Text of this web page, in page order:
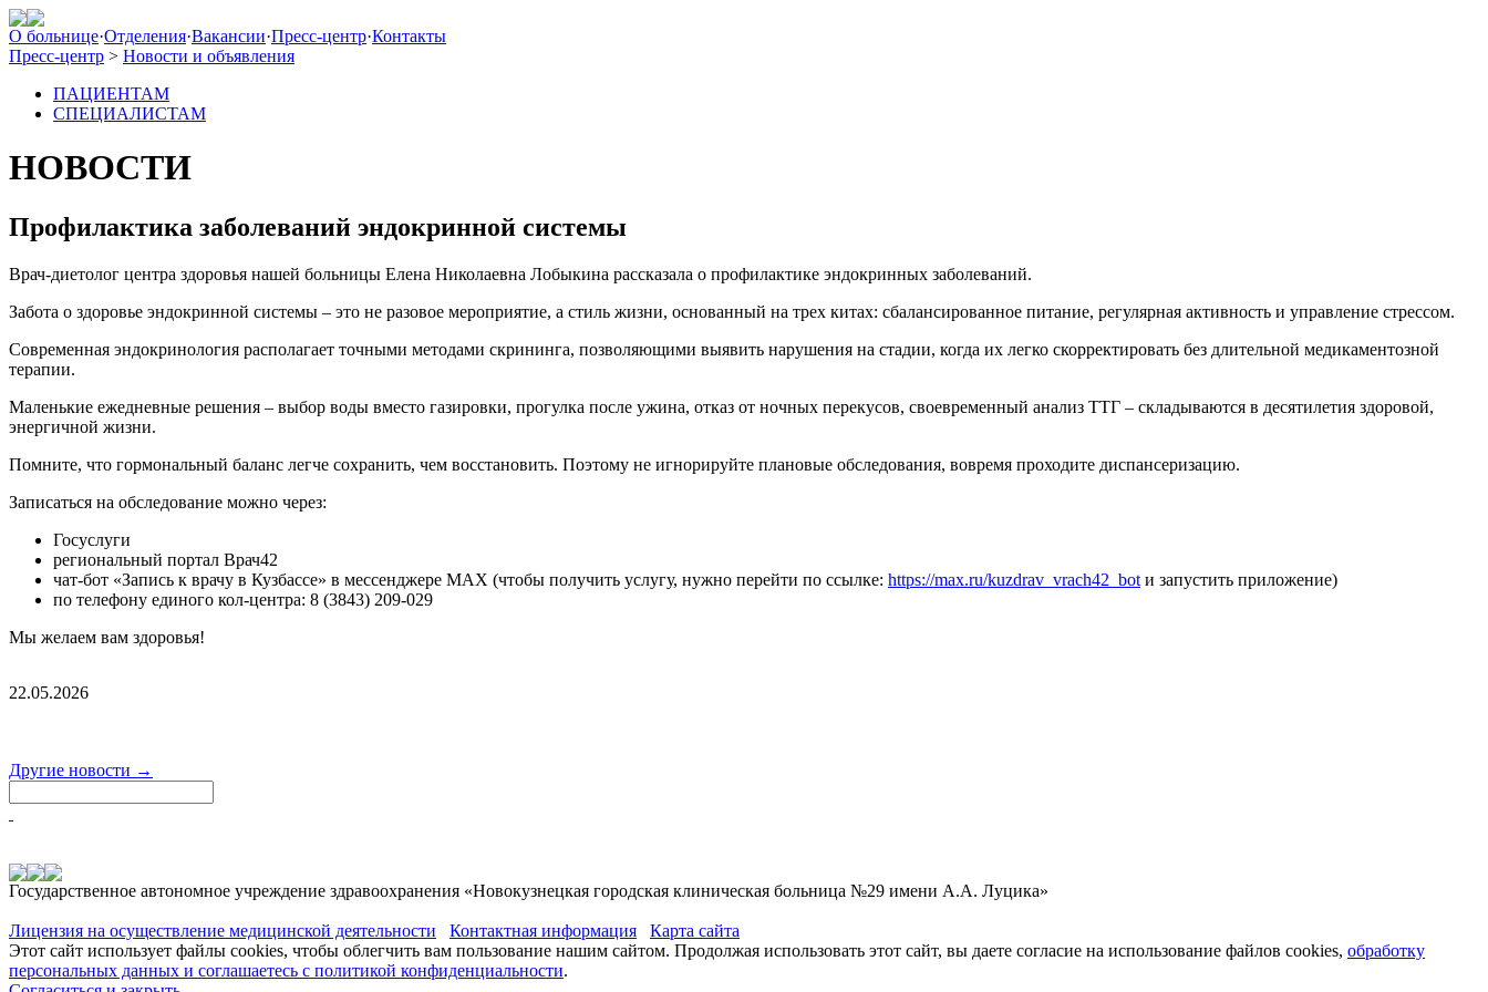
О больнице·Отделения·Вакансии·Пресс-центр·Контакты
Пресс-центр > Новости и объявления
ПАЦИЕНТАМ
СПЕЦИАЛИСТАМ
НОВОСТИ
Профилактика заболеваний эндокринной системы
Врач-диетолог центра здоровья нашей больницы Елена Николаевна Лобыкина рассказала о профилактике эндокринных заболеваний.
Забота о здоровье эндокринной системы – это не разовое мероприятие, а стиль жизни, основанный на трех китах: сбалансированное питание, регулярная активность и управление стрессом.
Современная эндокринология располагает точными методами скрининга, позволяющими выявить нарушения на стадии, когда их легко скорректировать без длительной медикаментозной
терапии.
Маленькие ежедневные решения – выбор воды вместо газировки, прогулка после ужина, отказ от ночных перекусов, своевременный анализ ТТГ – складываются в десятилетия здоровой,
энергичной жизни.
Помните, что гормональный баланс легче сохранить, чем восстановить. Поэтому не игнорируйте плановые обследования, вовремя проходите диспансеризацию.
Записаться на обследование можно через:
Госуслуги
региональный портал Врач42
чат-бот «Запись к врачу в Кузбассе» в мессенджере MAX (чтобы получить услугу, нужно перейти по ссылке: https://max.ru/kuzdrav_vrach42_bot и запустить приложение)
по телефону единого кол-центра: 8 (3843) 209-029
Мы желаем вам здоровья!
22.05.2026
Другие новости →
Государственное автономное учреждение здравоохранения «Новокузнецкая городская клиническая больница №29 имени А.А. Луцика»
Лицензия на осуществление медицинской деятельности Контактная информация
Карта сайта
Этот сайт использует файлы cookies, чтобы облегчить вам пользование нашим сайтом. Продолжая использовать этот сайт, вы даете согласие на использование файлов cookies, обработку
персональных данных и соглашаетесь с политикой конфиденциальности.